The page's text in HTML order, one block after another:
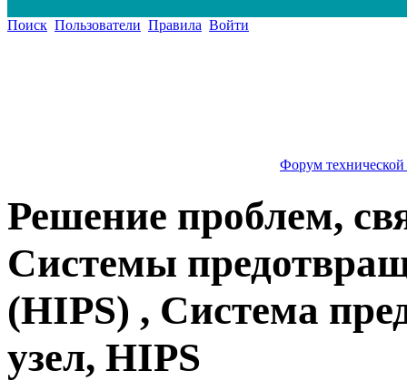
Поиск Пользователи Правила Войти
Форум
Решение проблем,
Системы
(HIPS) , Система
узел, HIPS